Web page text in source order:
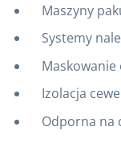
Maszyny
Systemy
Maskowanie
Izolacja
Odporna na